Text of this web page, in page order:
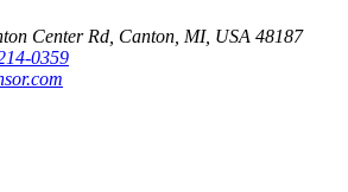
Center Rd, Canton, MI, USA 48187
0359